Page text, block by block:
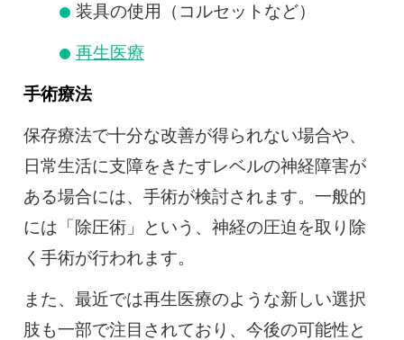
装具の使用（コルセットなど）
再生医療
手術療法
保存療法で十分な改善が得られない場合や、
日常生活に支障をきたすレベルの神経障害が
ある場合には、手術が検討されます。一般的
には「除圧術」という、神経の圧迫を取り除
く手術が行われます。
また、最近では再生医療のような新しい選択
肢も一部で注目されており、今後の可能性と